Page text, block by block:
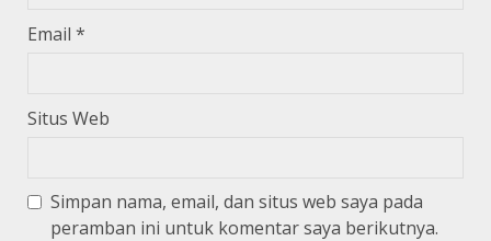
Email *
Situs Web
Simpan nama, email, dan situs web saya pada
peramban ini untuk komentar saya berikutnya.